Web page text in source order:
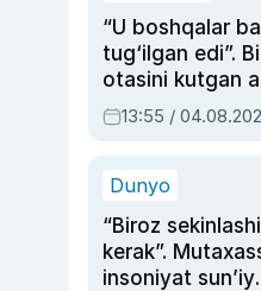
“U boshqalar
tug‘ilgan edi”.
otasini kutgan
dublyaj ustasi
Ahmedovaning
13:55 /
Dunyo
“Biroz
kerak”.
insoniyat sun’iy